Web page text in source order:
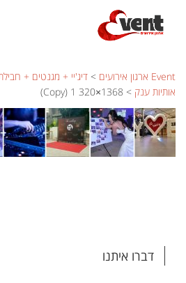
Event ארגון אירועים > דיג'יי + מגנטים +
אותיות ענק >
1368×320 1 (Copy)
דברו איתנו